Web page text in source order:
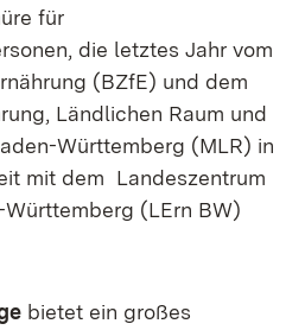
für
die letztes Jahr vom
(BZfE) und dem
Ländlichen Raum und
Württemberg (MLR) in
mit dem Landeszentrum
(LErn BW)
bietet ein großes